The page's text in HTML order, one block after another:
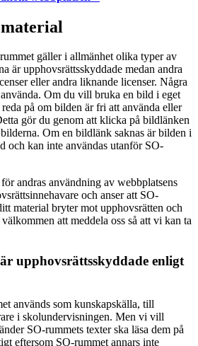
gäller i allmänhet olika typer av
är upphovsrättsskyddade medan andra
eller andra liknande licenser. Några
Om du vill bruka en bild i eget
på om bilden är fri att använda eller
gör du genom att klicka på bildlänken
Om en bildlänk saknas är bilden i
och kan inte användas utanför SO-
andras användning av webbplatsens
och anser att SO-
material bryter mot upphovsrätten och
att meddela oss så att vi kan ta
upphovsrättsskyddade enligt
används som kunskapskälla, till
i skolundervisningen. Men vi vill
SO-rummets texter ska läsa dem på
eftersom SO-rummet annars inte